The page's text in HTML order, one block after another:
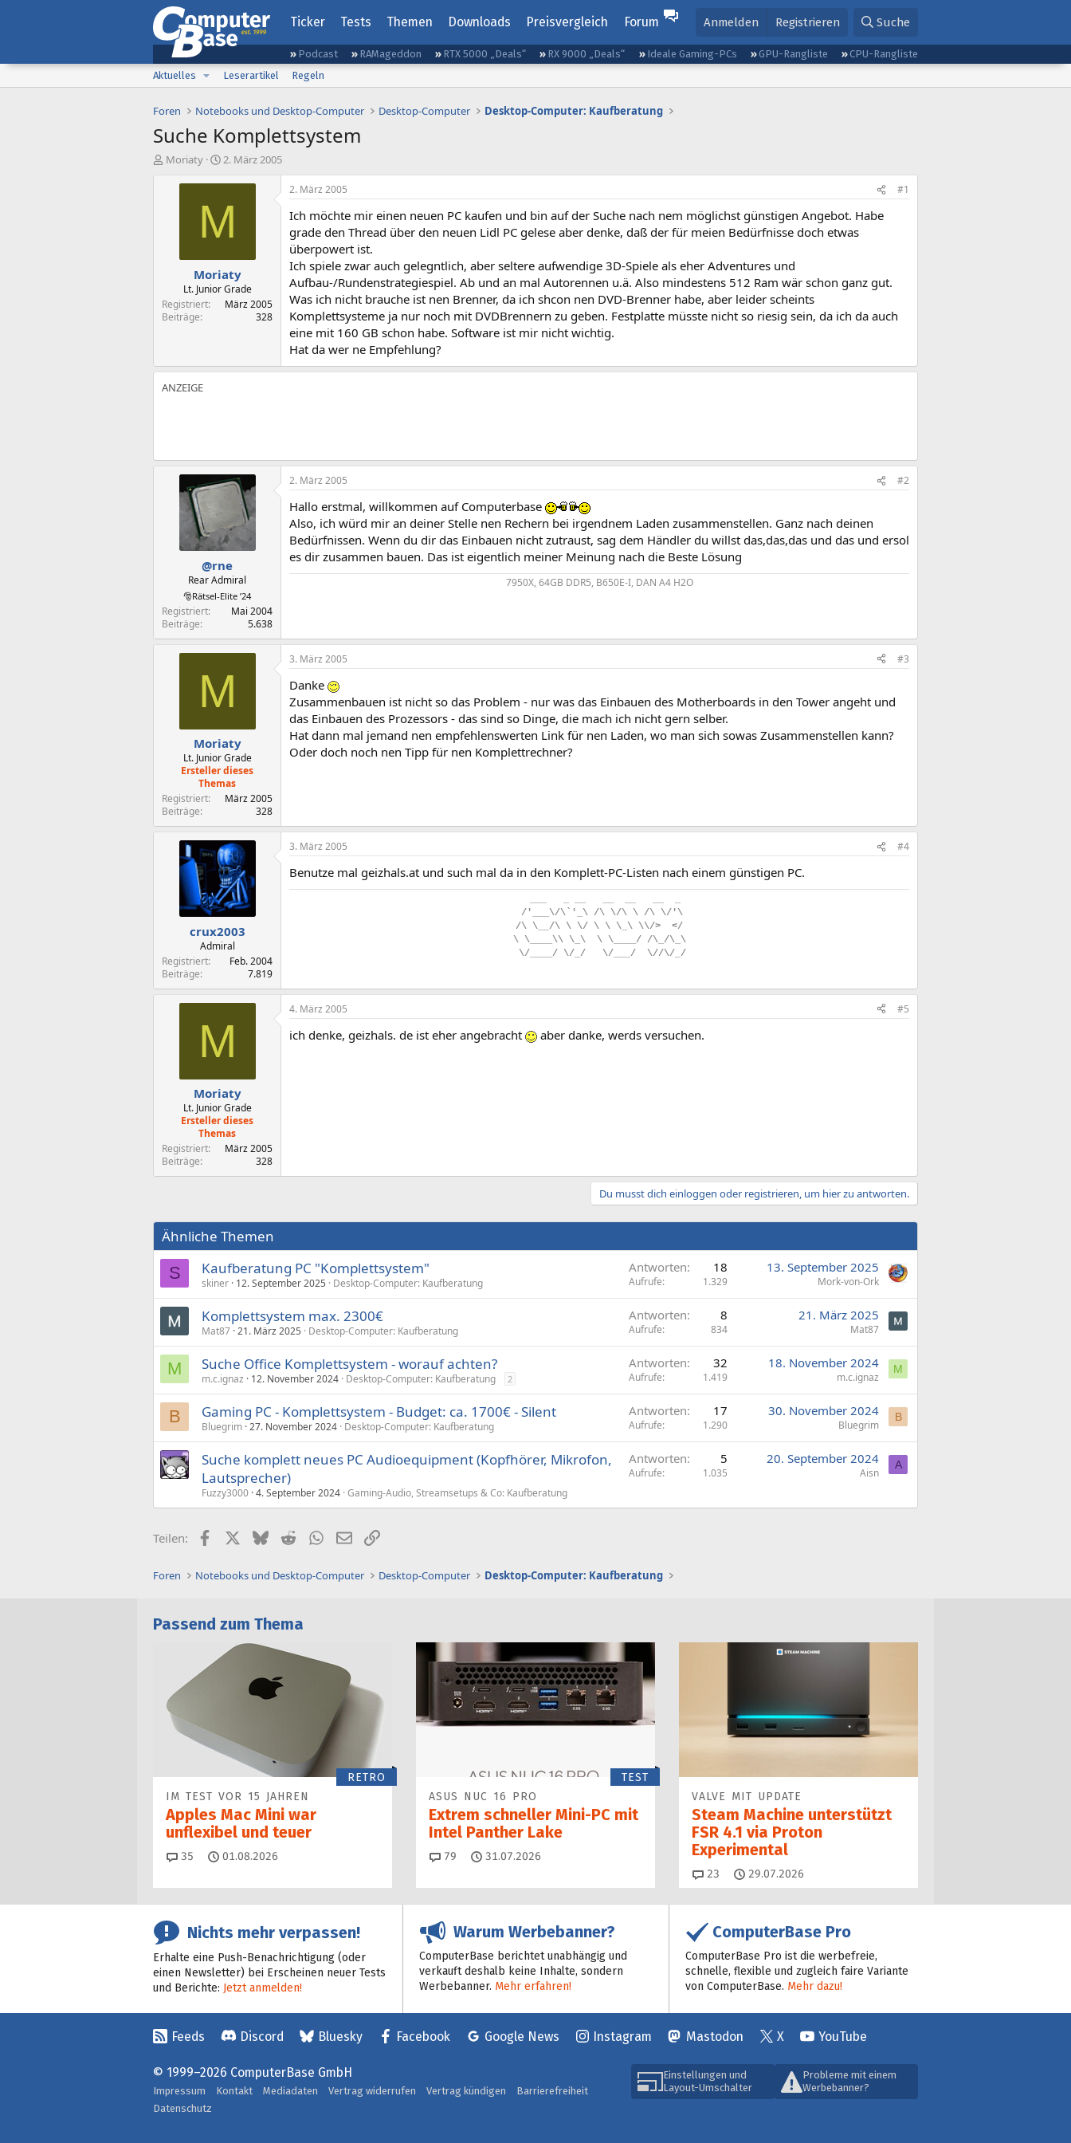
Ticker Tests Themen Downloads Preisvergleich Forum Anmelden Registrieren Suche
Podcast RAMageddon RTX 5000 „Deals“ RX 9000 „Deals“ Ideale Gaming-PCs GPU-Rangliste
CPU-Rangliste
Aktuelles
Leserartikel Regeln
Foren Notebooks und Desktop-Computer Desktop-Computer Desktop-Computer: Kaufberatung
Suche Komplettsystem
E
Moriaty
E
s
e
l
t
a
m
2. März 2005
M
Moriaty
Lt. Junior Grade
Registriert
März 2005
Beiträge
328
2. März 2005 #1
Ich möchte mir einen neuen PC kaufen und bin auf der Suche nach nem möglichst günstigen Angebot. Habe
grade den Thread über den neuen Lidl PC gelese aber denke, daß der für meien Bedürfnisse doch etwas
überpowert ist.
Ich spiele zwar auch gelegntlich, aber seltere aufwendige 3D-Spiele als eher Adventures und
Aufbau-/Rundenstrategiespiel. Ab und an mal Autorennen u.ä. Also mindestens 512 Ram wär schon ganz gut.
Was ich nicht brauche ist nen Brenner, da ich shcon nen DVD-Brenner habe, aber leider scheints
Komplettsysteme ja nur noch mit DVDBrennern zu geben. Festplatte müsste nicht so riesig sein, da ich da auch
eine mit 160 GB schon habe. Software ist mir nicht wichtig.
Hat da wer ne Empfehlung?
@rne
Rear Admiral
🎅Rätsel-Elite ’24
Registriert
Mai 2004
Beiträge
5.638
2. März 2005 #2
Hallo erstmal, willkommen auf Computerbase
Also, ich würd mir an deiner Stelle nen Rechern bei irgendnem Laden zusammenstellen. Ganz nach deinen
Bedürfnissen. Wenn du dir das Einbauen nicht zutraust, sag dem Händler du willst das,das,das und das und ersol
es dir zusammen bauen. Das ist eigentlich meiner Meinung nach die Beste Lösung
7950X, 64GB DDR5, B650E-I, DAN A4 H2O​
M
Moriaty
Lt. Junior Grade
Ersteller dieses
Themas
Registriert
März 2005
Beiträge
328
3. März 2005 #3
Danke
Zusammenbauen ist nicht so das Problem - nur was das Einbauen des Motherboards in den Tower angeht und
das Einbauen des Prozessors - das sind so Dinge, die mach ich nicht gern selber.
Hat dann mal jemand nen empfehlenswerten Link für nen Laden, wo man sich sowas Zusammenstellen kann?
Oder doch noch nen Tipp für nen Komplettrechner?
crux2003
Admiral
Registriert
Feb. 2004
Beiträge
7.819
3. März 2005 #4
Benutze mal geizhals.at und such mal da in den Komplett-PC-Listen nach einem günstigen PC.
/'___\/\`'_\ /\ \/\ \ /\ \/'\
/\ \__/\ \ \/ \ \ \_\ \\/>
</
\. \____\\. \_\.. \. \____/ /\_/\_\
\/____/ \/_/ \/___/ \//\/_/
M
Moriaty
Lt. Junior Grade
Ersteller dieses
Themas
Registriert
März 2005
Beiträge
328
4. März 2005 #5
ich denke, geizhals. de ist eher angebracht aber danke, werds versuchen.
Du musst dich einloggen oder registrieren, um hier zu antworten.
Ähnliche Themen
S Kaufberatung PC "Komplettsystem"
skiner 12. September 2025 Desktop-Computer: Kaufberatung
Antworten 18
Aufrufe 1.329
13. September 2025
Mork-von-Ork
Komplettsystem max. 2300€
Mat87 21. März 2025 Desktop-Computer: Kaufberatung
Antworten 8
Aufrufe 834
21. März 2025
Mat87
M Suche Office Komplettsystem - worauf achten?
m.c.ignaz 12. November 2024 Desktop-Computer: Kaufberatung 2
Antworten 32
Aufrufe 1.419
18. November 2024
m.c.ignaz
M
B Gaming PC - Komplettsystem - Budget: ca. 1700€ - Silent
Bluegrim 27. November 2024 Desktop-Computer: Kaufberatung
Antworten 17
Aufrufe 1.290
30. November 2024
Bluegrim
B
Suche komplett neues PC Audioequipment (Kopfhörer, Mikrofon,
Lautsprecher)
Fuzzy3000 4. September 2024 Gaming-Audio, Streamsetups & Co: Kaufberatung
Antworten 5
Aufrufe 1.035
20. September 2024
Aisn
A
Teilen: FacebookX (Twitter)
BlueskyRedditWhatsApp
E-MailLink
Foren Notebooks und Desktop-Computer Desktop-Computer Desktop-Computer: Kaufberatung
Passend zum Thema
RETRO
IM TEST VOR 15 JAHREN
Apples Mac Mini war
unflexibel und teuer
35 Kommentare
01.08.2026
TEST
ASUS NUC 16 PRO
Extrem schneller Mini-PC mit
Intel Panther Lake
79 Kommentare
31.07.2026
VALVE MIT UPDATE
Steam Machine unterstützt
FSR 4.1 via Proton
Experimental
23 Kommentare
29.07.2026
Nichts mehr verpassen!
Erhalte eine Push-Benachrichtigung (oder
einen Newsletter) bei Erscheinen neuer Tests
und Berichte: Jetzt anmelden!
Warum Werbebanner?
ComputerBase berichtet unabhängig und
verkauft deshalb keine Inhalte, sondern
Werbebanner. Mehr erfahren!
ComputerBase Pro
ComputerBase Pro ist die werbefreie,
schnelle, flexible und zugleich faire Variante
von ComputerBase. Mehr dazu!
Feeds Discord Bluesky Facebook Google News Instagram Mastodon X YouTube
Einstellungen und
Layout-Umschalter
Probleme mit einem
Werbebanner?
© 1999–2026 ComputerBase GmbH
Impressum Kontakt Mediadaten Vertrag widerrufen Vertrag kündigen
Barrierefreiheit
Datenschutz